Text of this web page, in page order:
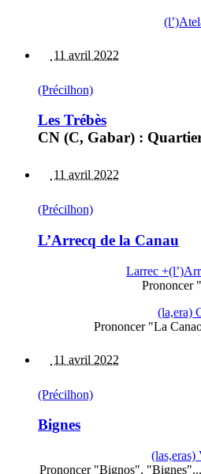
11 avril 2022
(Précilhon)
Les Trébès
CN (C, Gabar) :
11 avril 2022
(Précilhon)
L’Arrecq de la Canau
Larrec
Prononcer
(la,era)
Prononcer "La
11 avril 2022
(Précilhon)
Bignes
(las,eras)
Prononcer "Bignos",